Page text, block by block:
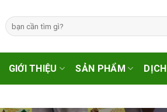
Tìm
kiếm:
GIỚI THIỆU SẢN PHẨM